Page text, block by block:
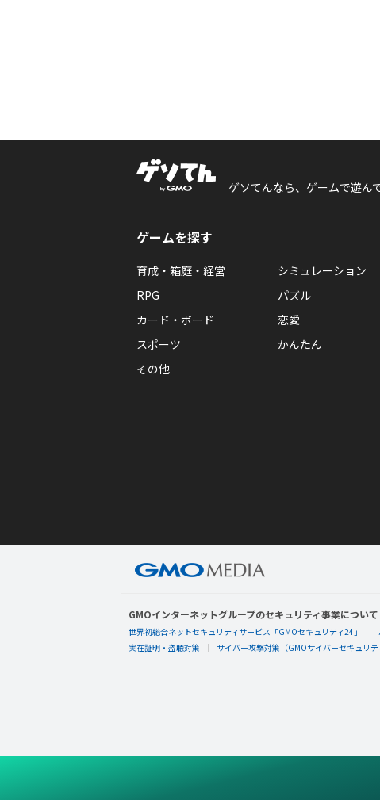
ゲソてんなら、ゲームで遊ん
ゲームを探す
育成・箱庭・経営
シミュレーション
RPG
パズル
カード・ボード
恋愛
スポーツ
かんたん
その他
GMOインターネットグループのセキュリティ事業について
世界初総合ネットセキュリティサービス「GMOセキュリティ24」
実在証明・盗聴対策
サイバー攻撃対策（GMOサイバーセキュリテ